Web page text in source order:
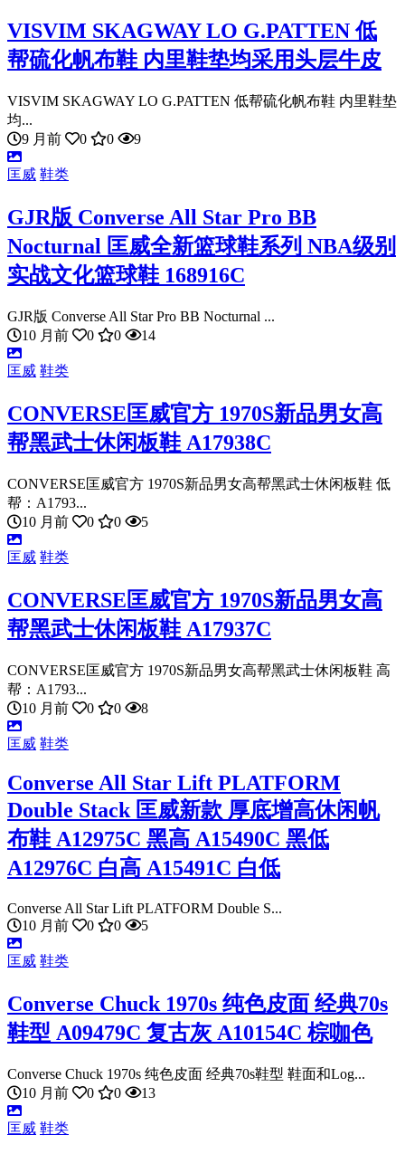
VISVIM SKAGWAY LO G.PATTEN 低
帮硫化帆布鞋 内里鞋垫均采用头层牛皮
VISVIM SKAGWAY LO G.PATTEN 低帮硫化帆布鞋 内里鞋垫
均...
9 月前
0 0 9
匡威 鞋类
GJR版 Converse All Star Pro BB
Nocturnal 匡威全新篮球鞋系列 NBA级别
实战文化篮球鞋 168916C
GJR版 Converse All Star Pro BB Nocturnal ...
10 月前
0 0 14
匡威 鞋类
CONVERSE匡威官方 1970S新品男女高
帮黑武士休闲板鞋 A17938C
CONVERSE匡威官方 1970S新品男女高帮黑武士休闲板鞋 低
帮：A1793...
10 月前
0 0 5
匡威 鞋类
CONVERSE匡威官方 1970S新品男女高
帮黑武士休闲板鞋 A17937C
CONVERSE匡威官方 1970S新品男女高帮黑武士休闲板鞋 高
帮：A1793...
10 月前
0 0 8
匡威 鞋类
Converse All Star Lift PLATFORM
Double Stack 匡威新款 厚底增高休闲帆
布鞋 A12975C 黑高 A15490C 黑低
A12976C 白高 A15491C 白低
Converse All Star Lift PLATFORM Double S...
10 月前
0 0 5
匡威 鞋类
Converse Chuck 1970s 纯色皮面 经典70s
鞋型 A09479C 复古灰 A10154C 棕咖色
Converse Chuck 1970s 纯色皮面 经典70s鞋型 鞋面和Log...
10 月前
0 0 13
匡威 鞋类